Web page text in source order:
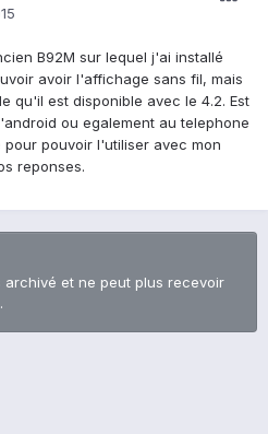
B92M sur lequel j'ai installé
avoir l'affichage sans fil, mais
qu'il est disponible avec le 4.2. Est
ou egalement au telephone
pouvoir l'utiliser avec mon
reponses.
archivé et ne peut plus recevoir